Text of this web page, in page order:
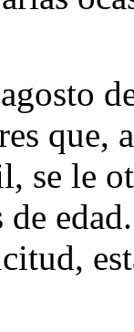
que,
se le
de